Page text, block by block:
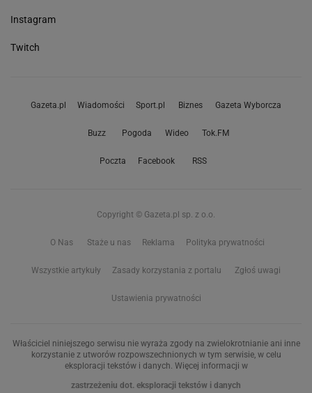
Instagram
Twitch
Gazeta.pl Wiadomości Sport.pl Biznes Gazeta Wyborcza
Buzz Pogoda Wideo Tok.FM
Poczta Facebook RSS
Copyright © Gazeta.pl sp. z o.o.
O Nas Staże u nas Reklama Polityka prywatności
Wszystkie artykuły Zasady korzystania z portalu Zgłoś uwagi
Ustawienia prywatności
Właściciel niniejszego serwisu nie wyraża zgody na zwielokrotnianie ani inne
korzystanie z utworów rozpowszechnionych w tym serwisie, w celu
eksploracji tekstów i danych. Więcej informacji w
zastrzeżeniu dot. eksploracji tekstów i danych